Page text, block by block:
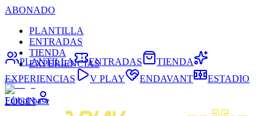
ABONADO
PLANTILLA
ENTRADAS
TIENDA
EXPERIENCIAS
LOGIN
PLANTILLA ENTRADAS
TIENDA
EXPERIENCIAS
V PLAY ENDAVANT ESTADIO
Fútbol base